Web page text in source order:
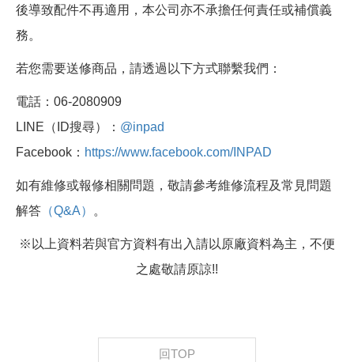
後導致配件不再適用，本公司亦不承擔任何責任或補償義
務。
若您需要送修商品，請透過以下方式聯繫我們：
電話：06-2080909
LINE（ID搜尋）： @inpad
Facebook： https://www.facebook.com/INPAD
如有維修或報修相關問題，敬請參考維修流程及常見問題
解答 （Q&A） 。
※以上資料若與官方資料有出入請以原廠資料為主，不便
之處敬請原諒!!
回TOP